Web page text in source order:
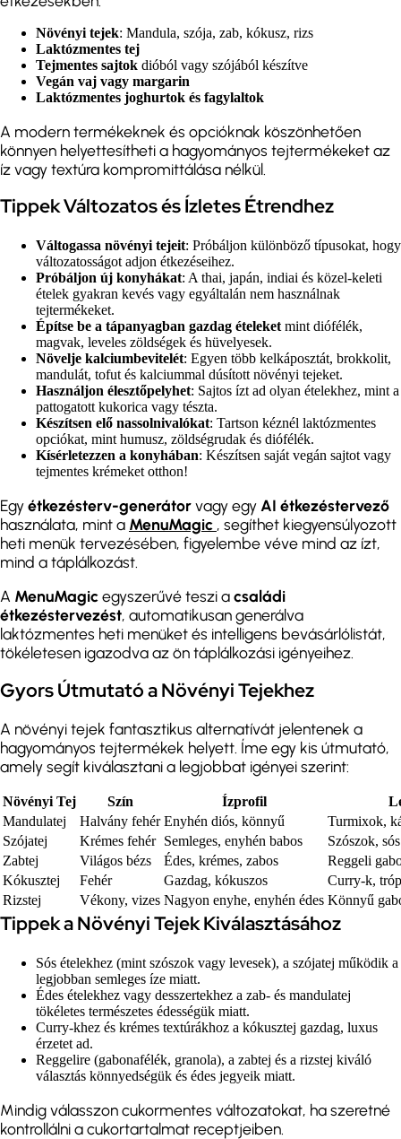
Növényi tejek: Mandula, szója, zab, kókusz, rizs
Laktózmentes tej
Tejmentes sajtok dióból vagy szójából készítve
Vegán vaj vagy margarin
Laktózmentes joghurtok és fagylaltok
A modern termékeknek és opcióknak köszönhetően
könnyen helyettesítheti a hagyományos tejtermékeket az
íz vagy textúra kompromittálása nélkül.
Tippek Változatos és Ízletes Étrendhez
Váltogassa növényi tejeit: Próbáljon különböző típusokat, hogy
változatosságot adjon étkezéseihez.
Próbáljon új konyhákat: A thai, japán, indiai és közel-keleti
ételek gyakran kevés vagy egyáltalán nem használnak
tejtermékeket.
Építse be a tápanyagban gazdag ételeket mint diófélék,
magvak, leveles zöldségek és hüvelyesek.
Növelje kalciumbevitelét: Egyen több kelkáposztát, brokkolit,
mandulát, tofut és kalciummal dúsított növényi tejeket.
Használjon élesztőpelyhet: Sajtos ízt ad olyan ételekhez, mint a
pattogatott kukorica vagy tészta.
Készítsen elő nassolnivalókat: Tartson kéznél laktózmentes
opciókat, mint humusz, zöldségrudak és diófélék.
Kísérletezzen a konyhában: Készítsen saját vegán sajtot vagy
tejmentes krémeket otthon!
Egyétkezésterv-generátorvagy egy AI étkezéstervező
használata, mint a MenuMagic , segíthet kiegyensúlyozott
heti menük tervezésében, figyelembe véve mind az ízt,
mind a táplálkozást.
A MenuMagicegyszerűvé teszi acsaládi
étkezéstervezést, automatikusan generálva
laktózmentes heti menüket és intelligens bevásárlólistát,
tökéletesen igazodva az ön táplálkozási igényeihez.
Gyors Útmutató a Növényi Tejekhez
A növényi tejek fantasztikus alternatívát jelentenek a
hagyományos tejtermékek helyett. Íme egy kis útmutató,
amely segít kiválasztani a legjobbat igényei szerint:
Növényi Tej Szín Ízprofil
Mandulatej
Halvány fehér Enyhén diós, könnyű
Turmixok,
Szójatej
Krémes fehér Semleges, enyhén babos
Szószok,
Zabtej
Világos bézs Édes, krémes, zabos
Reggeli
Kókusztej
Fehér Gazdag, kókuszos
Curry-k,
Rizstej
Vékony, vizes Nagyon enyhe, enyhén édes Könnyű
Tippek a Növényi Tejek Kiválasztásához
Sós ételekhez (mint szószok vagy levesek), a szójatej működik a
legjobban semleges íze miatt.
Édes ételekhez vagy desszertekhez a zab- és mandulatej
tökéletes természetes édességük miatt.
Curry-khez és krémes textúrákhoz a kókusztej gazdag, luxus
érzetet ad.
Reggelire (gabonafélék, granola), a zabtej és a rizstej kiváló
választás könnyedségük és édes jegyeik miatt.
Mindig válasszon cukormentes változatokat, ha szeretné
kontrollálni a cukortartalmat receptjeiben.